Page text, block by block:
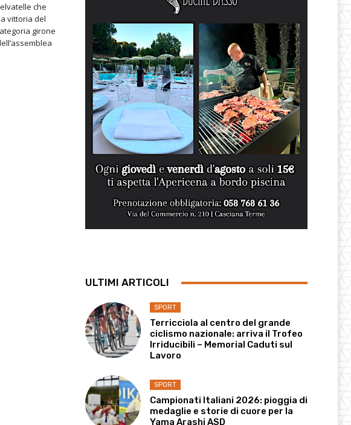
che
vittoria del
girone
ULTIMI ARTICOLI
SPORT
Terricciola al centro del grande
ciclismo nazionale: arriva il Trofeo
Irriducibili – Memorial Caduti sul
Lavoro
SPORT
Campionati Italiani 2026: pioggia di
medaglie e storie di cuore per la
Yama Arashi ASD